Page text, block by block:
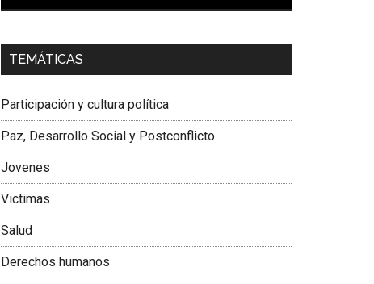
Dra. Carolina Corcho Mejía,
Latinoamericana Sur, Vicepresidenta Federación
TEMÁTICAS
Participación y cultura política
Paz, Desarrollo Social y Postconflicto
Jovenes
Victimas
Salud
Derechos humanos